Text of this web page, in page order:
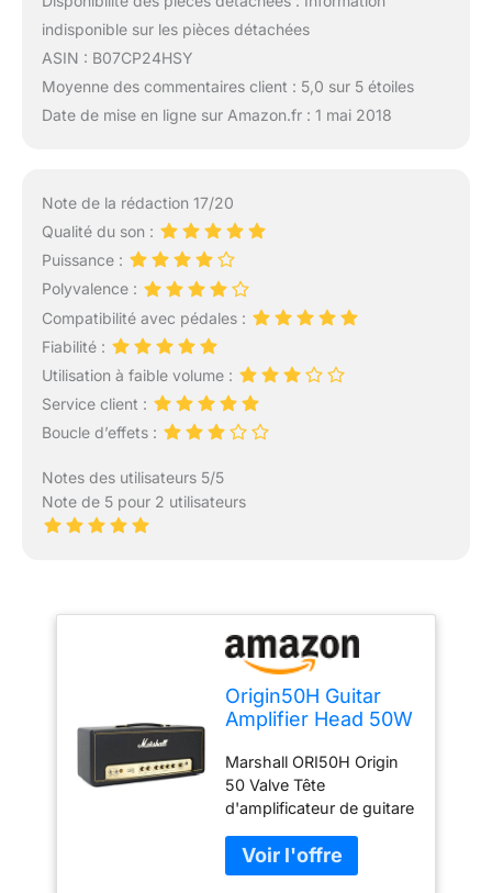
indisponible sur les pièces détachées
ASIN : B07CP24HSY
Moyenne des commentaires client : 5,0 sur 5 étoiles
Date de mise en ligne sur Amazon.fr : 1 mai 2018
Note de la rédaction 17/20
Qualité du son :
Puissance :
Polyvalence :
Compatibilité avec pédales :
Fiabilité :
Utilisation à faible volume :
Service client :
Boucle d’effets :
Notes des utilisateurs 5/5
Note de 5 pour 2 utilisateurs
Origin50H Guitar
Amplifier Head 50W
d'Ampli à Lampes
pour Guitare
Électrique
Marshall ORI50H Origin
50 Valve Tête
d'amplificateur de guitare
Marshall